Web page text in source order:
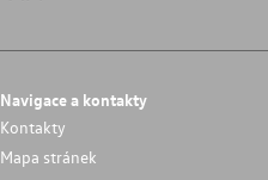
Navigace a kontakty
Kontakty
Mapa stránek